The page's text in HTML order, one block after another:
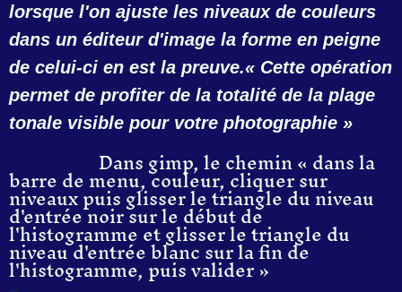
lorsque l'on ajuste les niveaux de couleurs
dans un éditeur d'image la forme en peigne
de celui-ci en est la preuve.« Cette opération
permet de profiter de la totalité de la plage
tonale visible pour votre photographie »
Dans gimp, le chemin « dans la
barre de menu, couleur, cliquer sur
niveaux puis glisser le triangle du niveau
d'entrée noir sur le début de
l'histogramme et glisser le triangle du
niveau d'entrée blanc sur la fin de
l'histogramme, puis valider »